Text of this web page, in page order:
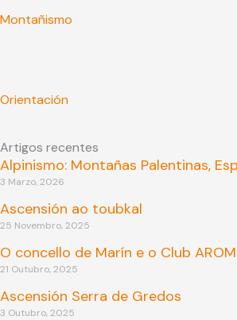
Montañismo
Orientación
Artigos recentes
Alpinismo: Montañas Palentinas,
3 Marzo, 2026
Ascensión ao toubkal
25 Novembro, 2025
O concello de Marín e o Club
21 Outubro, 2025
Ascensión Serra de Gredos
3 Outubro, 2025